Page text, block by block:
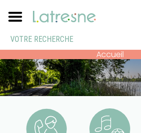
Accueil